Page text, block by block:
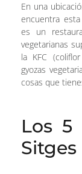
En una
encuentra
es un
vegetarianas
la KFC
gyozas
cosas que
Los 5
Sitges